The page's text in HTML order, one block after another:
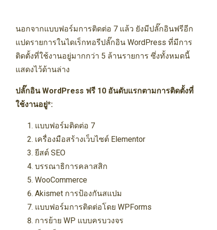
นอกจากแบบฟอร์มการติดต่อ 7 แล้ว ยังมีปลั๊กอินฟรีอีก
แปดรายการในไดเร็กทอรีปลั๊กอิน WordPress ที่มีการ
ติดตั้งที่ใช้งานอยู่มากกว่า 5 ล้านรายการ ซึ่งทั้งหมดนี้
แสดงไว้ด้านล่าง
ปลั๊กอิน WordPress ฟรี 10 อันดับแรกตามการติดตั้งที่
ใช้งานอยู่*:
แบบฟอร์มติดต่อ 7
เครื่องมือสร้างเว็บไซต์ Elementor
ยีสต์ SEO
บรรณาธิการคลาสสิก
WooCommerce
Akismet การป้องกันสแปม
แบบฟอร์มการติดต่อโดย WPForms
การย้าย WP แบบครบวงจร